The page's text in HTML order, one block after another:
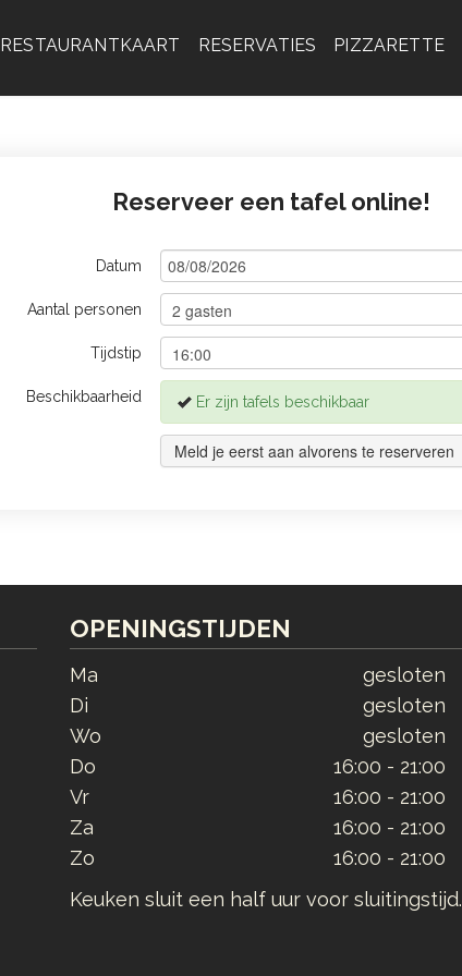
RESTAURANTKAART RESERVATIES PIZZARETTE
Reserveer een tafel online!
Datum
Aantal personen
Tijdstip
Beschikbaarheid Er zijn tafels beschikbaar
Meld je eerst aan alvorens te reserveren
OPENINGSTIJDEN
Ma
gesloten
Di
gesloten
Wo
gesloten
Do
16:00 - 21:00
Vr
16:00 - 21:00
Za
16:00 - 21:00
Zo
16:00 - 21:00
Keuken sluit een half uur voor sluitingstijd.